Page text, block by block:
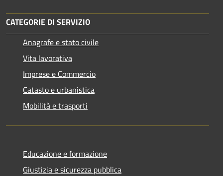
CATEGORIE DI SERVIZIO
Anagrafe e stato civile
Vita lavorativa
Imprese e Commercio
Catasto e urbanistica
Mobilità e trasporti
Educazione e formazione
Giustizia e sicurezza pubblica